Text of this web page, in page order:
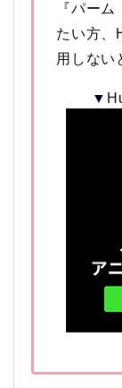
『パー
たい方、
用しない